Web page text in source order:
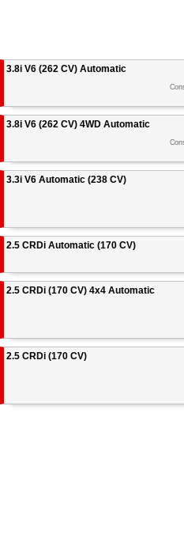
3.8i V6 (262 CV) Automatic
3.8i V6 (262 CV) 4WD Automatic
3.3i V6 Automatic (238 CV)
2.5 CRDi Automatic (170 CV)
2.5 CRDi (170 CV) 4x4 Automatic
2.5 CRDi (170 CV)